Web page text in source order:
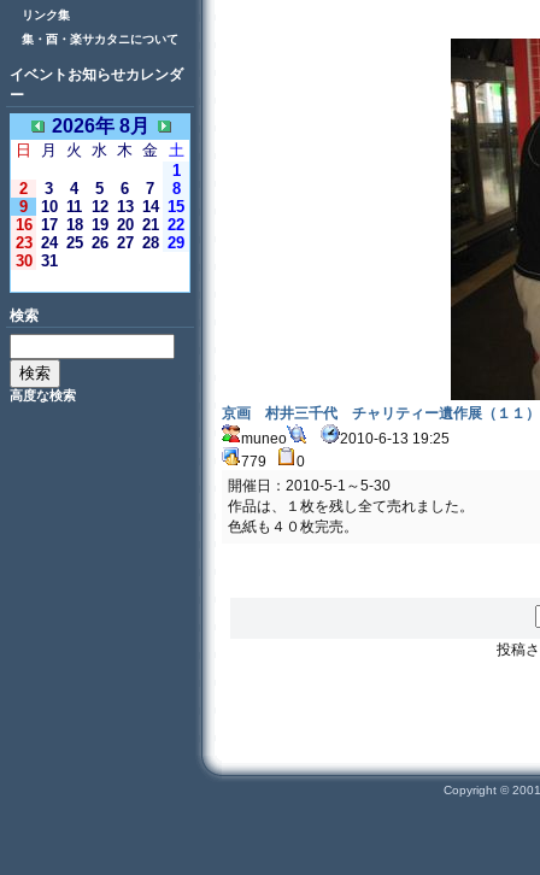
リンク集
集・酉・楽サカタニについて
イベントお知らせカレンダ
ー
2026年 8月
日 月 火 水 木 金 土
1
2
3 4 5 6 7
8
9
10 11 12 13 14 15
16 17 18 19 20 21 22
23 24 25 26 27 28 29
30 31
検索
高度な検索
京画 村井三千代 チャリティー遺作展（１１）
muneo
2010-6-13 19:25
779
0
開催日：2010-5-1～5-30
作品は、１枚を残し全て売れました。
色紙も４０枚完売。
投稿
Copyright ©